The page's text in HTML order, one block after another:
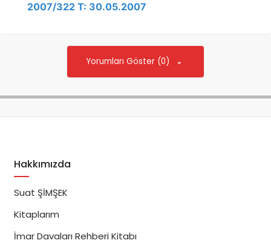
2007/322 T: 30.05.2007
Yorumları Göster (0)
Hakkımızda
Suat ŞİMŞEK
Kitaplarım
İmar Davaları Rehberi Kitabı